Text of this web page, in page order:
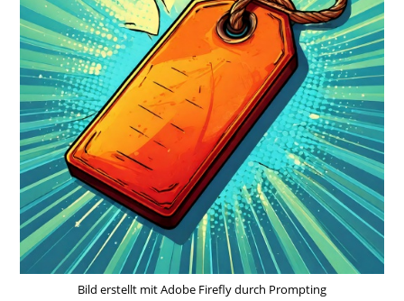
Bild erstellt mit Adobe Firefly durch Prompting